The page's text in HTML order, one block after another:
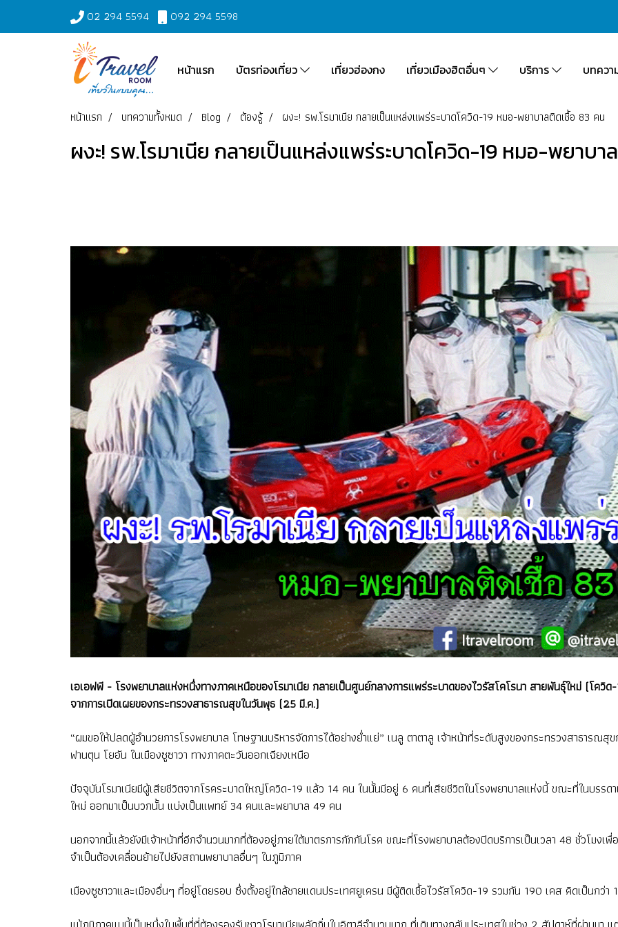
02 294 5594 092 294 5598
หน้าแรก บัตรท่องเที่ยว เที่ยวฮ่องกง เที่ยวเมืองฮิตอื่นๆ บริการ บทควา
หน้าแรก บทความทั้งหมด Blog ต้องรู้ ผงะ! รพ.โรมาเนีย กลายเป็นแหล่งแพร่ระบาดโควิด-19 หมอ-พยาบาลติดเชื้อ 83 คน
ผงะ! รพ.โรมาเนีย กลายเป็นแหล่งแพร่ระบาดโควิด-19 หมอ-พยาบ
เอเอฟพี - โรงพยาบาลแห่งหนึ่งทางภาคเหนือของโรมาเนีย กลายเป็นศูนย์กลางการแพร่ระบาดของไวรัสโคโรนา สายพันธุ์ใหม่ (โค
จากการเปิดเผยของกระทรวงสาธารณสุขในวันพุธ (25 มี.ค.)
“ผมขอให้ปลดผู้อำนวยการโรงพยาบาล โทษฐานบริหารจัดการได้อย่างย่ำแย่” เนลู ตาตาลู เจ้าหน้าที่ระดับสูงของกระทรวงสาธารณสุ
ฟานตุน โยอัน ในเมืองซูซาวา ทางภาคตะวันออกเฉียงเหนือ
ปัจจุบันโรมาเนียมีผู้เสียชีวิตจากโรคระบาดใหญ่โควิด-19 แล้ว 14 คน ในนั้นมีอยู่ 6 คนที่เสียชีวิตในโรงพยาบาลแห่งนี้ ขณะที่ในบรรด
ใหม่ ออกมาเป็นบวกนั้น แบ่งเป็นแพทย์ 34 คนและพยาบาล 49 คน
นอกจากนี้แล้วยังมีเจ้าหน้าที่อีกจำนวนมากที่ต้องอยู่ภายใต้มาตรการกักกันโรค ขณะที่โรงพยาบาลต้องปิดบริการเป็นเวลา 48 ชั่วโมงเ
จำเป็นต้องเคลื่อนย้ายไปยังสถานพยาบาลอื่นๆ ในภูมิภาค
เมืองซูซาวาและเมืองอื่นๆ ที่อยู่โดยรอบ ซึ่งตั้งอยู่ใกล้ชายแดนประเทศยูเครน มีผู้ติดเชื้อไวรัสโควิด-19 รวมกัน 190 เคส คิดเป็นกว่